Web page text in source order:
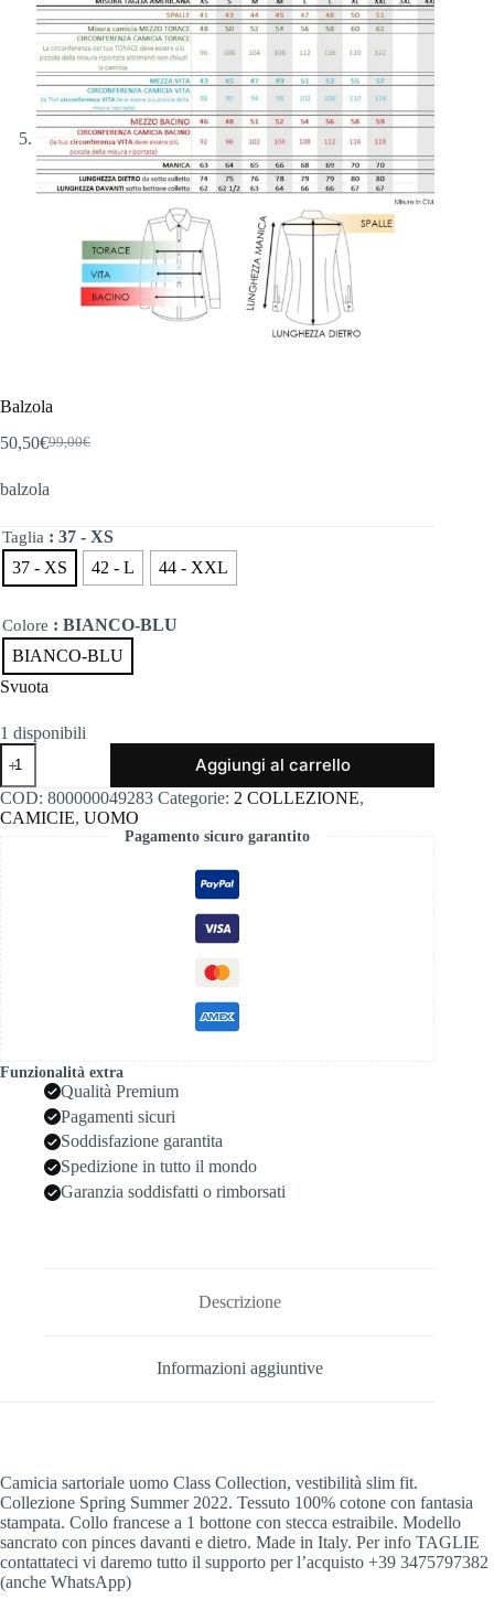
Balzola
99,00€
Il
originale
99,00€.
50,50€Il
attuale
50,50€.
balzola
Taglia : 37 - XS
37 - XS
42 - L 44 - XXL
Colore : BIANCO-BLU
BIANCO-BLU
Svuota
1 disponibili
Balzola
quantità
Aggiungi al carrello
COD: 800000049283 Categorie: 2 COLLEZIONE,
CAMICIE, UOMO
Pagamento sicuro garantito
Funzionalità extra
Qualità Premium
Pagamenti sicuri
Soddisfazione garantita
Spedizione in tutto il mondo
Garanzia soddisfatti o rimborsati
Descrizione
Informazioni aggiuntive
Camicia sartoriale uomo Class Collection, vestibilità slim fit.
Collezione Spring Summer 2022. Tessuto 100% cotone con fantasia
stampata. Collo francese a 1 bottone con stecca estraibile. Modello
sancrato con pinces davanti e dietro. Made in Italy. Per info TAGLIE
contattateci vi daremo tutto il supporto per l’acquisto +39 3475797382
(anche WhatsApp)